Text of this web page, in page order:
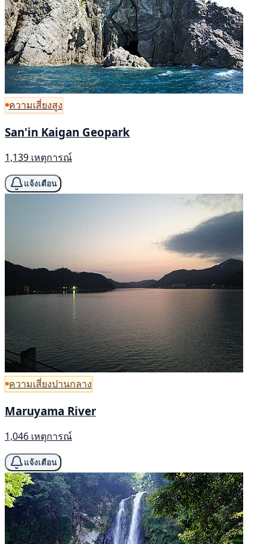
ความเสี่ยงสูง
San'in Kaigan Geopark
1,139 เหตุการณ์
แจ้งเตือน
ความเสี่ยงปานกลาง
Maruyama River
1,046 เหตุการณ์
แจ้งเตือน